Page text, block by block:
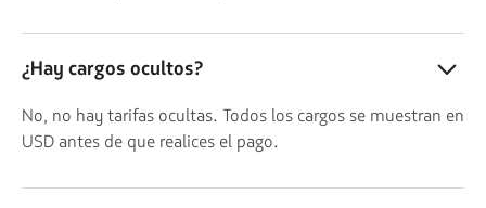
¿Hay cargos ocultos?
No, no hay tarifas ocultas. Todos los cargos se muestran en
USD antes de que realices el pago.